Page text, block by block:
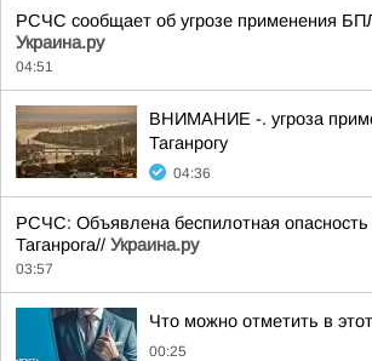
РСЧС сообщает об угрозе применения
Украина.ру
04:51
ВНИМАНИЕ -. угроза
Таганрогу
04:36
РСЧС: Объявлена беспилотная опасность
Таганрога// Украина.ру
03:57
Что можно отметить в
00:25